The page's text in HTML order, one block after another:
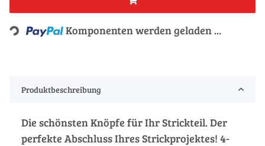
Loading... Komponenten werden geladen ...
Produktbeschreibung
Die schönsten Knöpfe für Ihr Strickteil. Der
perfekte Abschluss Ihres Strickprojektes! 4-